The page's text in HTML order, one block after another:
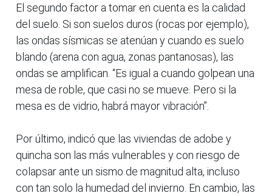
El segundo factor a tomar en cuenta es la calidad
del suelo. Si son suelos duros (rocas por ejemplo),
las ondas sísmicas se atenúan y cuando es suelo
blando (arena con agua, zonas pantanosas), las
ondas se amplifican. “Es igual a cuando golpean una
mesa de roble, que casi no se mueve. Pero si la
mesa es de vidrio, habrá mayor vibración”.
Por último, indicó que las viviendas de adobe y
quincha son las más vulnerables y con riesgo de
colapsar ante un sismo de magnitud alta, incluso
con tan solo la humedad del invierno. En cambio, las